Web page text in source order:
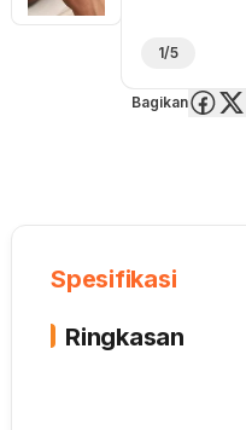
1/5
Bagikan
Spesifikasi
Ringkasan